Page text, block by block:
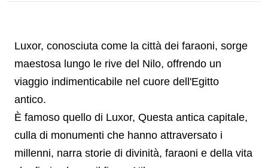
Luxor, conosciuta come la città dei faraoni, sorge
maestosa lungo le rive del Nilo, offrendo un
viaggio indimenticabile nel cuore dell'Egitto
antico.
È famoso quello di Luxor, Questa antica capitale,
culla di monumenti che hanno attraversato i
millenni, narra storie di divinità, faraoni e della vita